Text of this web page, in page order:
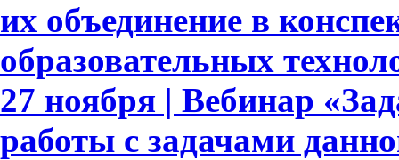
их объединение в
образовательных
27 ноября | Вебинар
работы с задачами